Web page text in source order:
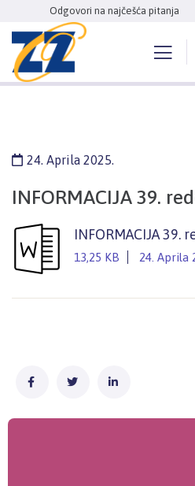
Odgovori na najčešća pitanja
24. Aprila 2025.
INFORMACIJA 39.
INFORMACIJA 39.
13,25 KB 24. Aprila